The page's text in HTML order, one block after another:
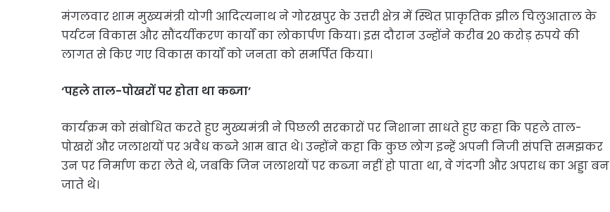
मंगलवार शाम मुख्यमंत्री योगी आदित्यनाथ ने गोरखपुर के उत्तरी क्षेत्र में स्थित प्राकृतिक झील चिलुआताल के
पर्यटन विकास और सौंदर्यीकरण कार्यों का लोकार्पण किया। इस दौरान उन्होंने करीब 20 करोड़ रुपये की
लागत से किए गए विकास कार्यों को जनता को समर्पित किया।
‘पहले ताल-पोखरों पर होता था कब्जा’
कार्यक्रम को संबोधित करते हुए मुख्यमंत्री ने पिछली सरकारों पर निशाना साधते हुए कहा कि पहले ताल-
पोखरों और जलाशयों पर अवैध कब्जे आम बात थे। उन्होंने कहा कि कुछ लोग इन्हें अपनी निजी संपत्ति समझकर
उन पर निर्माण करा लेते थे, जबकि जिन जलाशयों पर कब्जा नहीं हो पाता था, वे गंदगी और अपराध का अड्डा बन
जाते थे।